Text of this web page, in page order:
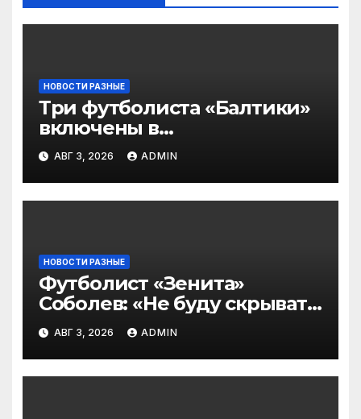
НОВОСТИ РАЗНЫЕ
Три футболиста «Балтики»
включены в
символическую сборную
2‑го тура РПЛ по версии
подписчиков МАТЧ
ПРЕМЬЕР
АВГ 3, 2026 ADMIN
НОВОСТИ РАЗНЫЕ
Футболист «Зенита»
Соболев: «Не буду скрывать
— в Оренбурге всегда
тяжело играть»
АВГ 3, 2026 ADMIN